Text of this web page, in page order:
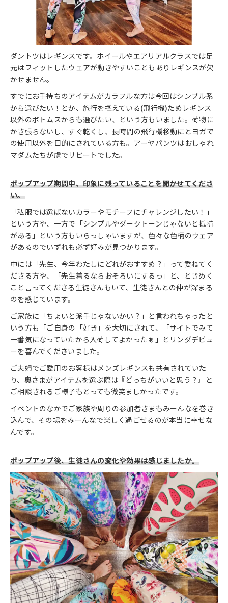
ダントツはレギンスです。ホイールやエアリアルクラスでは足
元はフィットしたウェアが動きやすいこともありレギンスが欠
かせません。
すでにお手持ちのアイテムがカラフルな方は今回はシンプル系
から選びたい！とか、旅行を控えている(飛行機)ためレギンス
以外のボトムスからも選びたい、という方もいました。荷物に
かさ張らないし、すぐ乾くし、長時間の飛行機移動にとヨガで
の使用以外を目的にされている方も。アーヤパンツはおしゃれ
マダムたちが虜でリピートでした。
ポップアップ期間中、印象に残っていることを聞かせてくださ
い。
「私服では選ばないカラーやモチーフにチャレンジしたい！」
という方や、一方で「シンプルやダークトーンじゃないと抵抗
がある」という方もいらっしゃいますが、色々な色柄のウェア
があるのでいずれも必ず好みが見つかります。
中には「先生、今年わたしにどれがおすすめ？」って委ねてく
ださる方や、「先生着るならおそろいにするっ」と、ときめく
こと言ってくださる生徒さんもいて、生徒さんとの仲が深まる
のを感じています。
ご家族に「ちょいと派手じゃないかい？」と言われちゃったと
いう方も「ご自身の「好き」を大切にされて、「サイトでみて
一番気になっていたから入荷してよかったぁ」とリンダデビュ
ーを喜んでくださいました。
ご夫婦でご愛用のお客様はメンズレギンスも共有されていた
り、奥さまがアイテムを選ぶ際は『どっちがいいと思う？』と
ご相談されるご様子もとっても微笑ましかったです。
イベントのなかでご家族や周りの参加者さまもみーんなを巻き
込んで、その場をみーんなで楽しく過ごせるのが本当に幸せな
んです。
ポップアップ後、生徒さんの変化や効果は感じましたか。